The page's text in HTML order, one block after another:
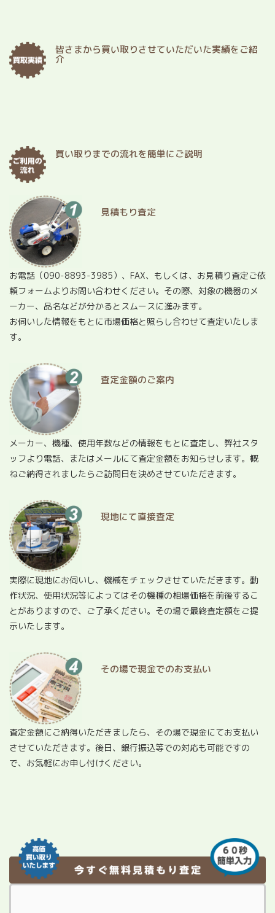
皆さまから買い取りさせていただいた実績をご紹
介
買い取りまでの流れを簡単にご説明
見積もり査定
お電話（090-8893-3985）、FAX、もしくは、お見積り査定ご依
頼フォームよりお問い合わせください。その際、対象の機器のメ
ーカー、品名などが分かるとスムースに進みます。
お伺いした情報をもとに市場価格と照らし合わせて査定いたしま
す。
査定金額のご案内
メーカー、機種、使用年数などの情報をもとに査定し、弊社スタ
ッフより電話、またはメールにて査定金額をお知らせします。概
ねご納得されましたらご訪問日を決めさせていただきます。
現地にて直接査定
実際に現地にお伺いし、機械をチェックさせていただきます。動
作状況、使用状況等によってはその機種の相場価格を前後するこ
とがありますので、ご了承ください。その場で最終査定額をご提
示いたします。
その場で現金でのお支払い
査定金額にご納得いただきましたら、その場で現金にてお支払い
させていただきます。後日、銀行振込等での対応も可能ですの
で、お気軽にお申し付けください。